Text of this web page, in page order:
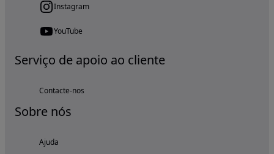
Instagram
YouTube
Serviço de apoio ao cliente
Contacte-nos
Sobre nós
Ajuda